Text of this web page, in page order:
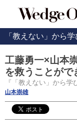
「教えない」から
工藤勇一×山本
を救うことがで
『「教えない」から学
山本崇雄